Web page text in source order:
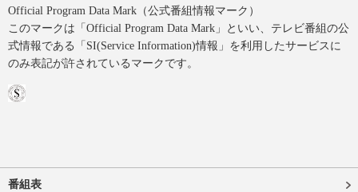
Official Program Data Mark（公式番組情報マーク）
このマークは「Official Program Data Mark」といい、テレビ番組の公
式情報である「SI(Service Information)情報」を利用したサービスに
のみ表記が許されているマークです。
番組表